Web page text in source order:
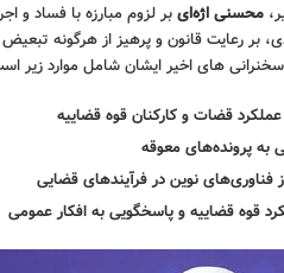
محسنی اژه‌ایبر لزوم مبارزه با فساد و
رعایت قانون و پرهیز از هرگونه تبعیض
های اخیر ایشان شامل موارد زیر
قضات و کارکنان قوه قضاییه
به پرونده‌های معوقه
فناوری‌های نوین در فرآیندهای قضایی
قوه قضاییه و پاسخگویی به افکار عمومی